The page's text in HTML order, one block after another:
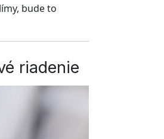
bude to
riadenie